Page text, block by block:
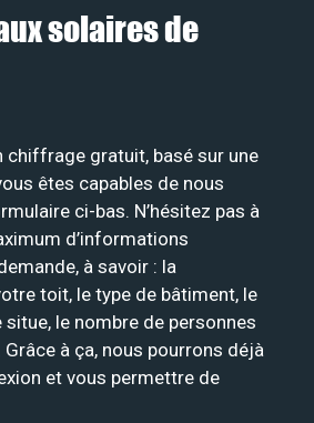
solaires de
chiffrage gratuit, basé sur une
êtes capables de nous
ci-bas. N’hésitez pas à
d’informations
à savoir : la
toit, le type de bâtiment, le
le nombre de personnes
à ça, nous pourrons déjà
et vous permettre de